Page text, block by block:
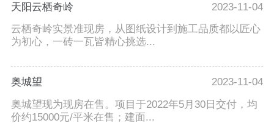
天阳云栖奇岭
2023-11-04
云栖奇岭实景准现房，从图纸设计到施工品质都以匠心
为初心，一砖一瓦皆精心挑选...
奥城望
2023-11-04
奥城望现为现房在售。项目于2022年5月30日交付，均
价约15000元/平米在售；建面...